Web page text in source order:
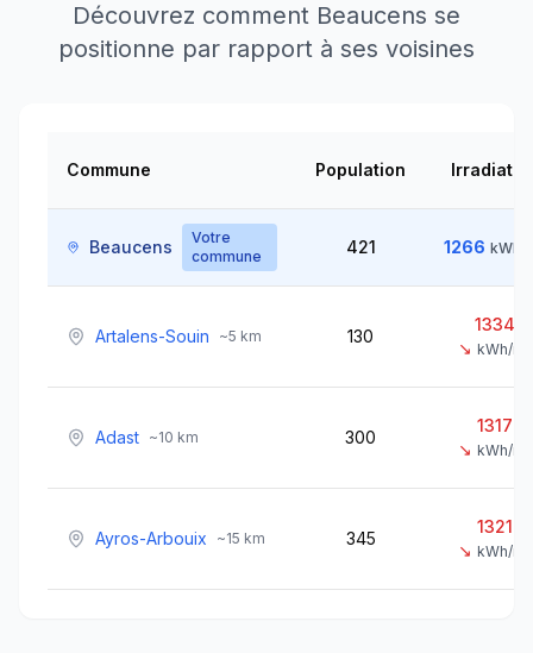
Découvrez comment Beaucens se
positionne par rapport à ses voisines
Commune Population
Beaucens
Votre
commune
421 1266 kWh/
Artalens-Souin ~5 km 130
1334
↘ kWh/m²
Adast ~10 km 300
1317
↘ kWh/m²
Ayros-Arbouix ~15 km 345
1321
↘ kWh/m²